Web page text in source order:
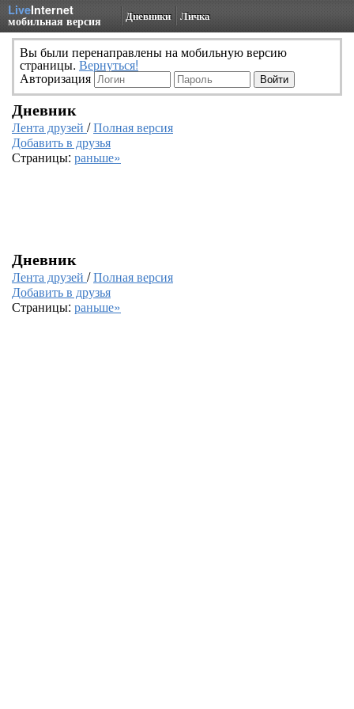
LiveInternet
мобильная версия Дневники Личка
Вы были перенаправлены на мобильную версию
страницы. Вернуться!
Авторизация
Дневник
Лента друзей /Полная версия
Добавить в друзья
Страницы: раньше»
Дневник
Лента друзей /Полная версия
Добавить в друзья
Страницы: раньше»